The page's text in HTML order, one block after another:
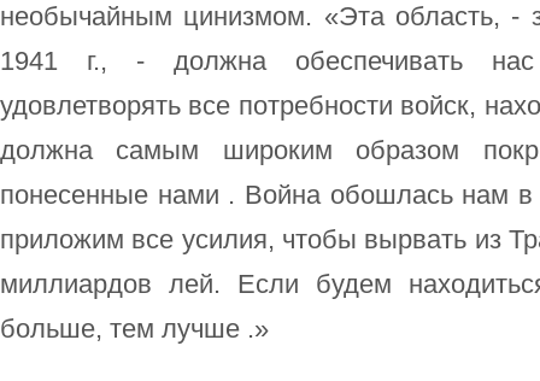
необычайным цинизмом. «Эта область, -
1941 г., - должна обеспечивать
удовлетворять все потребности войск,
должна самым широким образом
понесенные нами . Война обошлась нам
приложим все усилия, чтобы вырвать из
миллиардов лей. Если будем
больше, тем лучше .»